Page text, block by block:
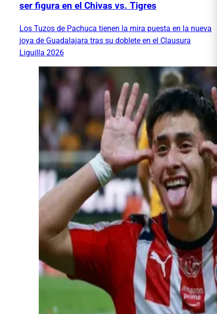
ser figura en el Chivas vs. Tigres
Los Tuzos de Pachuca tienen la mira puesta en la nueva
joya de Guadalajara tras su doblete en el Clausura
Liguilla 2026